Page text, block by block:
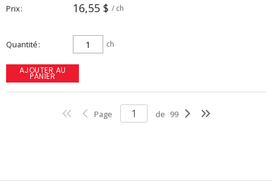
Prix 16,55 $ / ch
Quantité ch
AJOUTER AU
PANIER
Page de 99